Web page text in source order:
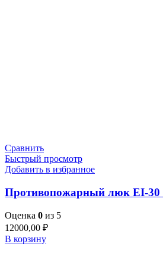
Сравнить
Быстрый просмотр
Добавить в избранное
Противопожарный люк EI-30
Оценка 0 из 5
12000,00 ₽
В корзину